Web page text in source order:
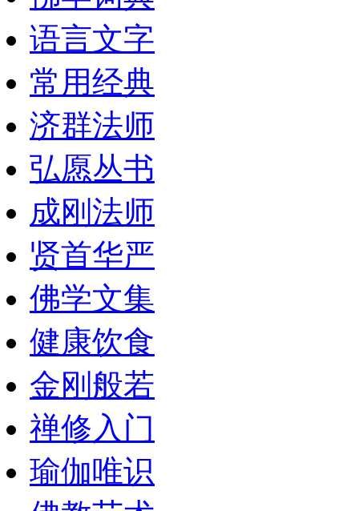
语言文字
常用经典
济群法师
弘愿丛书
成刚法师
贤首华严
佛学文集
健康饮食
金刚般若
禅修入门
瑜伽唯识